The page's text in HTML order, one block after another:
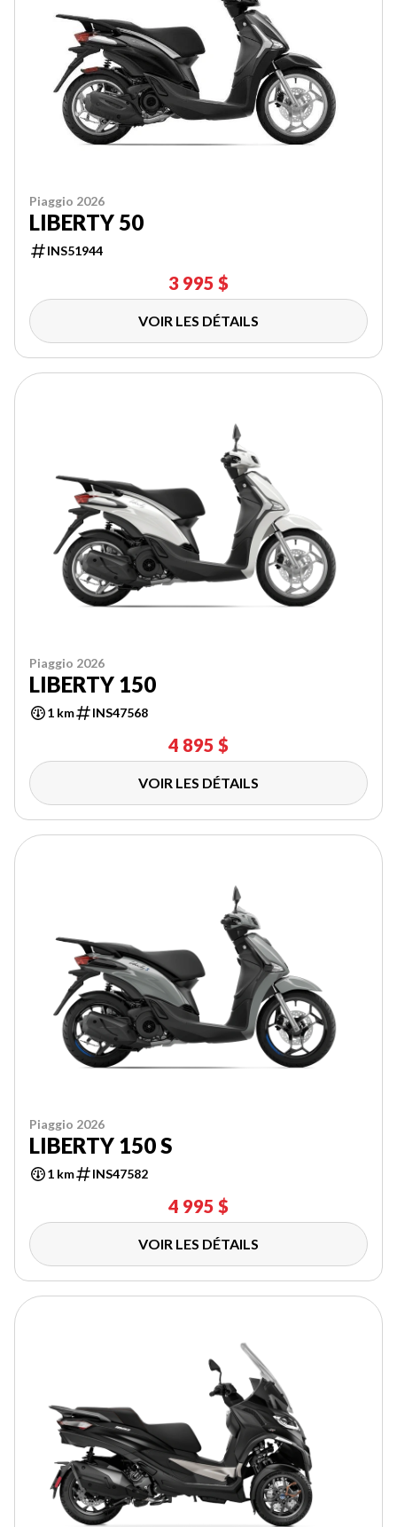
Piaggio 2026
LIBERTY 50
INS51944
3 995 $
VOIR LES DÉTAILS
Piaggio 2026
LIBERTY 150
1 km INS47568
4 895 $
VOIR LES DÉTAILS
Piaggio 2026
LIBERTY 150 S
1 km INS47582
4 995 $
VOIR LES DÉTAILS